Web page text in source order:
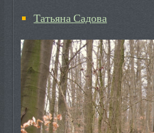
Татьяна Садова